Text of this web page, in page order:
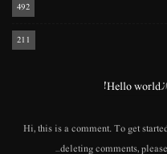
492
211
ازHello world!
Hi, this is a comment. To get
deleting comments,